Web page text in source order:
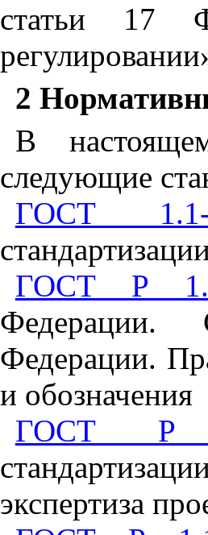
статьи 17
2
В
следующие
ГОСТ 1.1-
ГОСТ Р
Федерации.
Федерации.
и обозначения
ГОСТ Р
экспертиза